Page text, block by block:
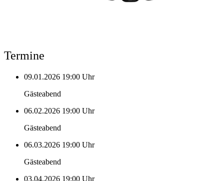
Termine
09.01.2026 19:00 Uhr
Gästeabend
06.02.2026 19:00 Uhr
Gästeabend
06.03.2026 19:00 Uhr
Gästeabend
03.04.2026 19:00 Uhr